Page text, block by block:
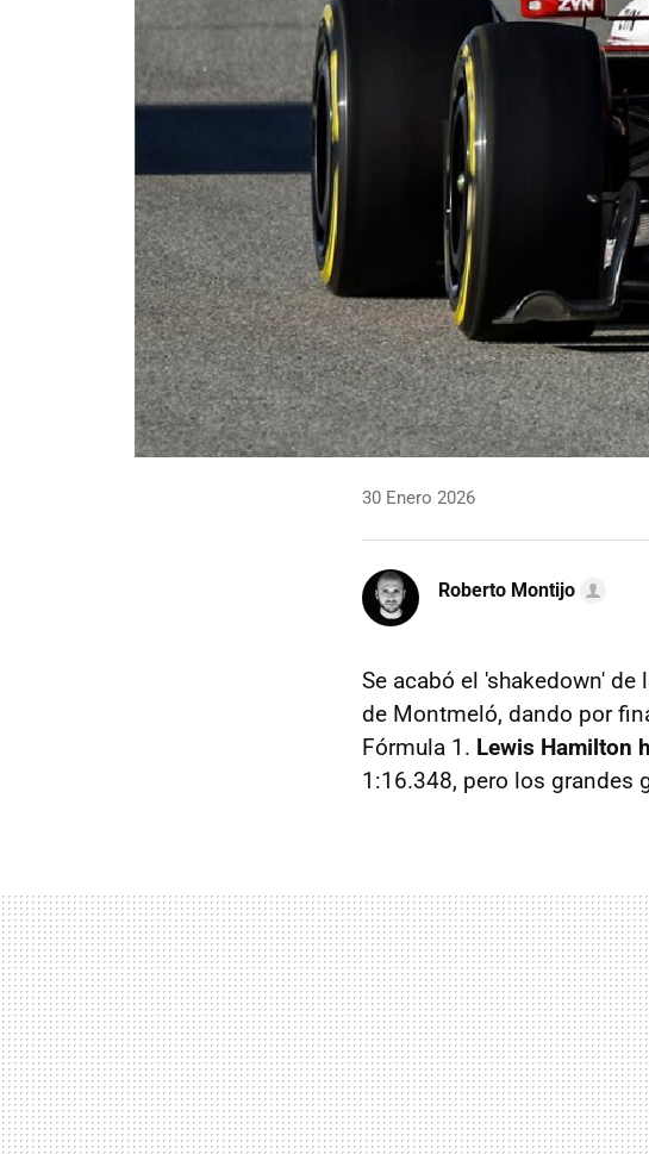
30 Enero 2026
Roberto Montijo
Se acabó el 'shakedown'
de Montmeló, dando por
Fórmula 1. Lewis Hamilton
1:16.348, pero los grandes